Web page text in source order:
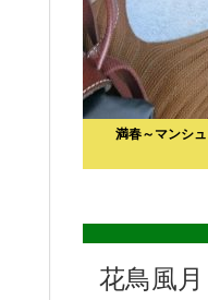
) 満春～マンシュ
花鳥風月